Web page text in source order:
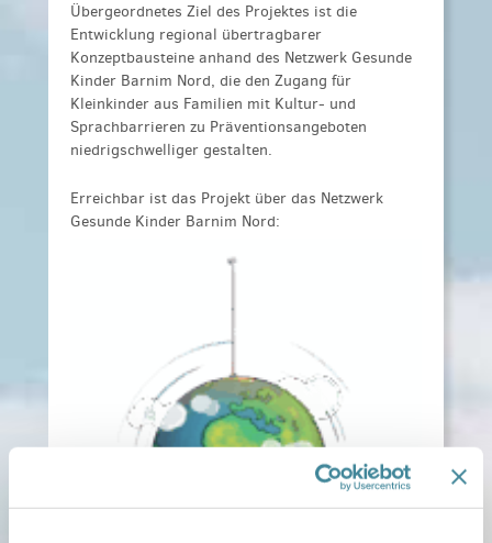
Übergeordnetes Ziel des Projektes ist die
Entwicklung regional übertragbarer
Konzeptbausteine anhand des Netzwerk Gesunde
Kinder Barnim Nord, die den Zugang für
Kleinkinder aus Familien mit Kultur- und
Sprachbarrieren zu Präventionsangeboten
niedrigschwelliger gestalten.
Erreichbar ist das Projekt über das Netzwerk
Gesunde Kinder Barnim Nord: